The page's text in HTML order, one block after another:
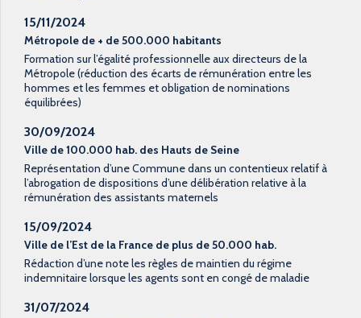
15/11/2024
Métropole de + de 500.000 habitants
Formation sur l’égalité professionnelle aux directeurs de la
Métropole (réduction des écarts de rémunération entre les
hommes et les femmes et obligation de nominations
équilibrées)
30/09/2024
Ville de 100.000 hab. des Hauts de Seine
Représentation d’une Commune dans un contentieux relatif à
l’abrogation de dispositions d’une délibération relative à la
rémunération des assistants maternels
15/09/2024
Ville de l’Est de la France de plus de 50.000 hab.
Rédaction d’une note les règles de maintien du régime
indemnitaire lorsque les agents sont en congé de maladie
31/07/2024